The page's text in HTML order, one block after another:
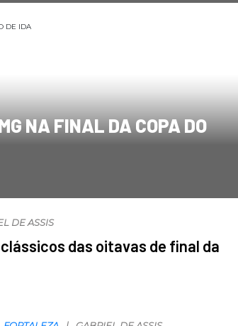
NA FINAL DA COPA DO
DE ASSIS
das oitavas de final da